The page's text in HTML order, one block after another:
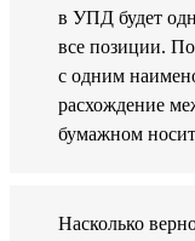
в УПД будет
все позиции.
с одним
расхождение
бумажном
Насколько